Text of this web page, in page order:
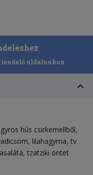
rendelő oldalunkon
gyros hús csirkemellből
lilahagyma tv
tzatziki öntet